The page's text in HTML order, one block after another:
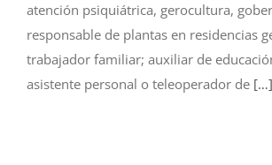
atención psiquiátrica, gerocultura,
responsable de plantas en residencias
trabajador familiar; auxiliar de
asistente personal o teleoperador de […]